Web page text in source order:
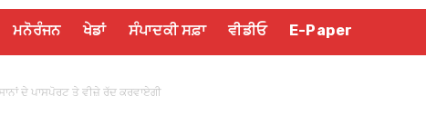
ਮਨੋਰੰਜਨ ਖੇਡਾਂ ਸੰਪਾਦਕੀ ਸਫ਼ਾ ਵੀਡੀਓ E-Paper
ਦੇ ਪਾਸਪੋਰਟ ਤੇ ਵੀਜ਼ੇ ਰੱਦ ਕਰਵਾਏਗੀ